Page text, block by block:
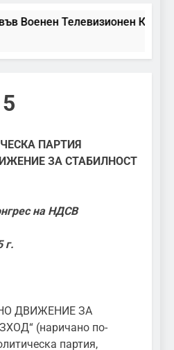
Военен Телевизионен Канал
ПАРТИЯ
ЗА СТАБИЛНОСТ
на НДСВ
г.
ДВИЖЕНИЕ ЗА
(наричано по-
партия,